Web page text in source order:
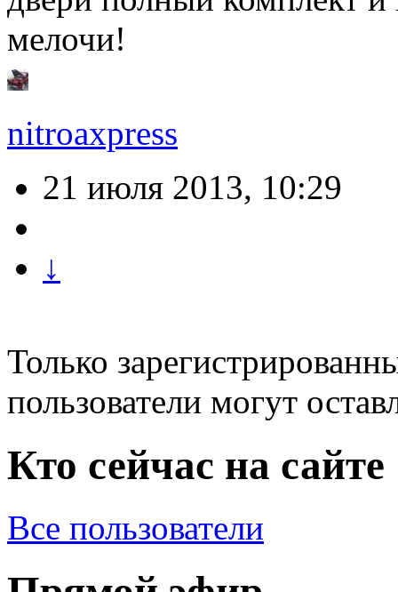
мелочи!
nitroaxpress
21 июля 2013, 10:29
↓
Только
пользователи могут
Кто сейчас на сайте
Все пользователи